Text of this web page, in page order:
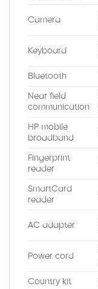
Camera
Keyboard
Bluetooth
Near field
communication
HP mobile
broadband
Fingerprint
reader
SmartCard
reader
AC adapter
Power cord
Country kit